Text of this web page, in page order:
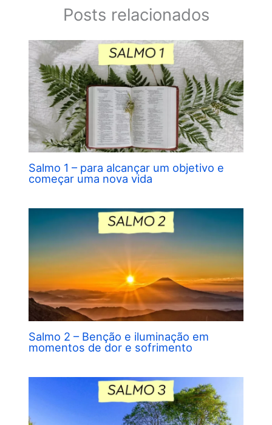
Posts relacionados
Salmo 1 – para alcançar um objetivo e
começar uma nova vida
Salmo 2 – Benção e iluminação em
momentos de dor e sofrimento